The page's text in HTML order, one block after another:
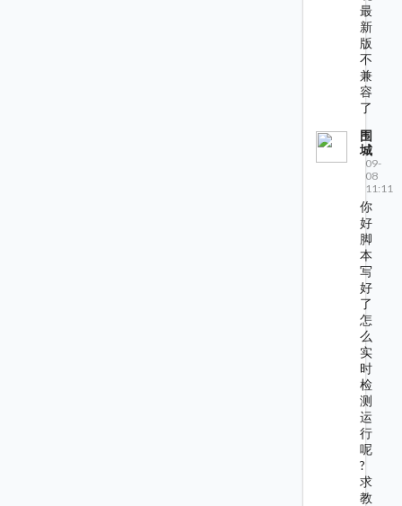
最
新
版
不
兼
容
了
围
城
09-
08
11:11
你
好
脚
本
写
好
了
怎
么
实
时
检
测
运
行
呢
?
求
教